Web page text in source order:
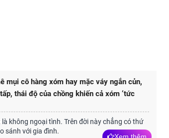
mụi cô hàng xóm hay mặc váy ngắn củn,
thái độ của chồng khiến cả xóm ‘tức
không ngoại tình. Trên đời này chẳng có thứ
sánh với gia đình.
Xem thêm